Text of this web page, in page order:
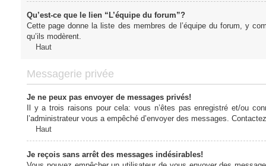
Qu’est-ce que le lien “L’équipe du forum”?
Cette page donne la liste des membres de l’équipe du forum, y
qu’ils modèrent.
Haut
Messagerie privée
Je ne peux pas envoyer de messages privés!
Il y a trois raisons pour cela: vous n’êtes pas enregistré et/ou
l’administrateur vous a empêché d’envoyer des messages.
Haut
Je reçois sans arrêt des messages indésirables!